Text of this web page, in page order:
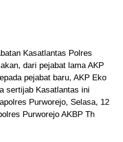
Kasatlantas Polres
dari pejabat lama AKP
pejabat baru, AKP Eko
sertijab Kasatlantas ini
Purworejo, Selasa, 12
Purworejo AKBP Th